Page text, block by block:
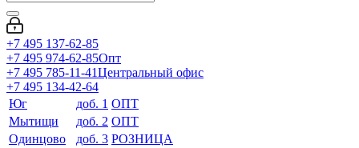
+7 495 137-62-85
+7 495 974-62-85Опт
+7 495 785-11-41Центральный офис
+7 495 134-42-64
Юг
доб. 1 ОПТ
Мытищи
доб. 2 ОПТ
Одинцово
доб. 3 РОЗНИЦА